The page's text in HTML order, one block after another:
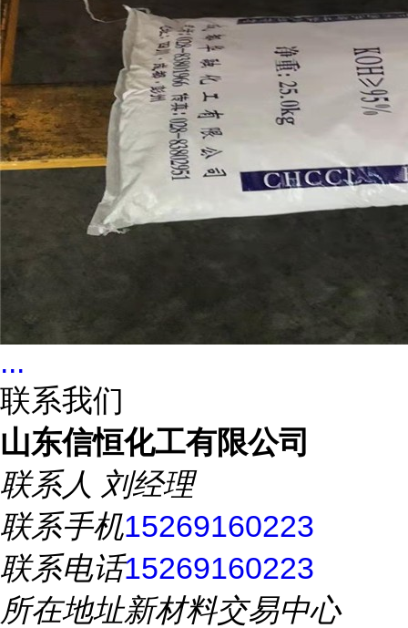
...
联系我们
山东信恒化工有限公司
联系人 刘经理
联系手机15269160223
联系电话15269160223
所在地址新材料交易中心